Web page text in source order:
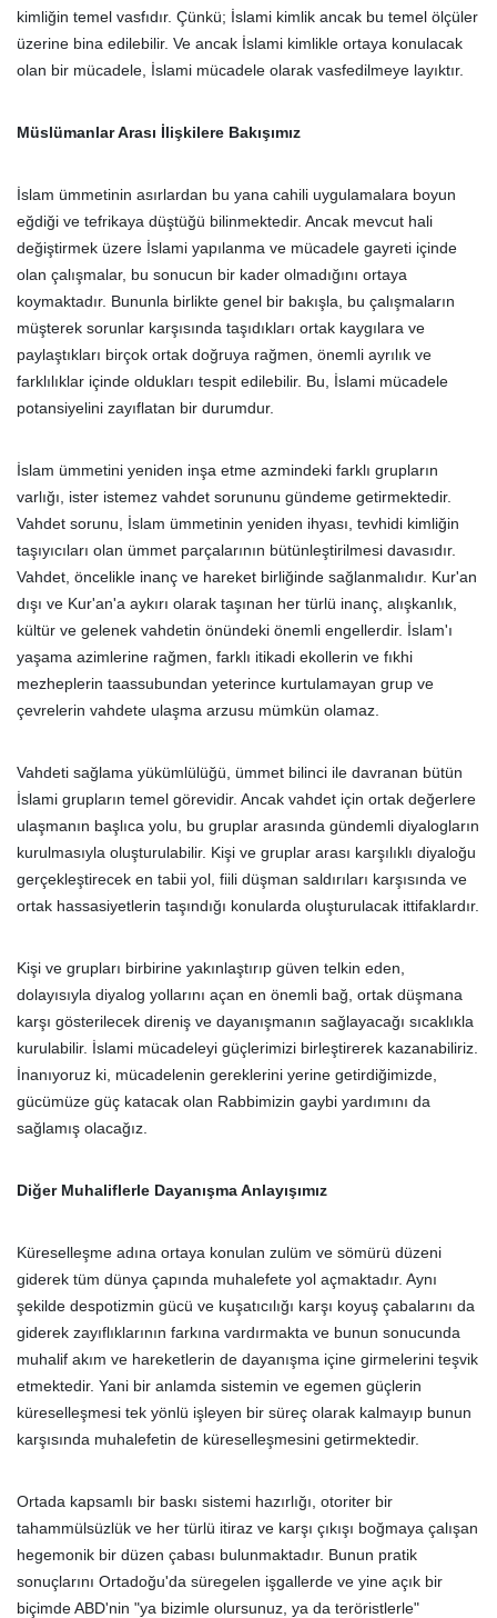
kimliğin temel vasfıdır. Çünkü; İslami kimlik ancak bu temel ölçüler
üzerine bina edilebilir. Ve ancak İslami kimlikle ortaya konulacak
olan bir mücadele, İslami mücadele olarak vasfedilmeye layıktır.
Müslümanlar Arası İlişkilere Bakışımız
İslam ümmetinin asırlardan bu yana cahili uygulamalara boyun
eğdiği ve tefrikaya düştüğü bilinmektedir. Ancak mevcut hali
değiştirmek üzere İslami yapılanma ve mücadele gayreti içinde
olan çalışmalar, bu sonucun bir kader olmadığını ortaya
koymaktadır. Bununla birlikte genel bir bakışla, bu çalışmaların
müşterek sorunlar karşısında taşıdıkları ortak kaygılara ve
paylaştıkları birçok ortak doğruya rağmen, önemli ayrılık ve
farklılıklar içinde oldukları tespit edilebilir. Bu, İslami mücadele
potansiyelini zayıflatan bir durumdur.
İslam ümmetini yeniden inşa etme azmindeki farklı grupların
varlığı, ister istemez vahdet sorununu gündeme getirmektedir.
Vahdet sorunu, İslam ümmetinin yeniden ihyası, tevhidi kimliğin
taşıyıcıları olan ümmet parçalarının bütünleştirilmesi davasıdır.
Vahdet, öncelikle inanç ve hareket birliğinde sağlanmalıdır. Kur'an
dışı ve Kur'an'a aykırı olarak taşınan her türlü inanç, alışkanlık,
kültür ve gelenek vahdetin önündeki önemli engellerdir. İslam'ı
yaşama azimlerine rağmen, farklı itikadi ekollerin ve fıkhi
mezheplerin taassubundan yeterince kurtulamayan grup ve
çevrelerin vahdete ulaşma arzusu mümkün olamaz.
Vahdeti sağlama yükümlülüğü, ümmet bilinci ile davranan bütün
İslami grupların temel görevidir. Ancak vahdet için ortak değerlere
ulaşmanın başlıca yolu, bu gruplar arasında gündemli diyalogların
kurulmasıyla oluşturulabilir. Kişi ve gruplar arası karşılıklı diyaloğu
gerçekleştirecek en tabii yol, fiili düşman saldırıları karşısında ve
ortak hassasiyetlerin taşındığı konularda oluşturulacak ittifaklardır.
Kişi ve grupları birbirine yakınlaştırıp güven telkin eden,
dolayısıyla diyalog yollarını açan en önemli bağ, ortak düşmana
karşı gösterilecek direniş ve dayanışmanın sağlayacağı sıcaklıkla
kurulabilir. İslami mücadeleyi güçlerimizi birleştirerek kazanabiliriz.
İnanıyoruz ki, mücadelenin gereklerini yerine getirdiğimizde,
gücümüze güç katacak olan Rabbimizin gaybi yardımını da
sağlamış olacağız.
Diğer Muhaliflerle Dayanışma Anlayışımız
Küreselleşme adına ortaya konulan zulüm ve sömürü düzeni
giderek tüm dünya çapında muhalefete yol açmaktadır. Aynı
şekilde despotizmin gücü ve kuşatıcılığı karşı koyuş çabalarını da
giderek zayıflıklarının farkına vardırmakta ve bunun sonucunda
muhalif akım ve hareketlerin de dayanışma içine girmelerini teşvik
etmektedir. Yani bir anlamda sistemin ve egemen güçlerin
küreselleşmesi tek yönlü işleyen bir süreç olarak kalmayıp bunun
karşısında muhalefetin de küreselleşmesini getirmektedir.
Ortada kapsamlı bir baskı sistemi hazırlığı, otoriter bir
tahammülsüzlük ve her türlü itiraz ve karşı çıkışı boğmaya çalışan
hegemonik bir düzen çabası bulunmaktadır. Bunun pratik
sonuçlarını Ortadoğu'da süregelen işgallerde ve yine açık bir
biçimde ABD'nin "ya bizimle olursunuz, ya da teröristlerle"